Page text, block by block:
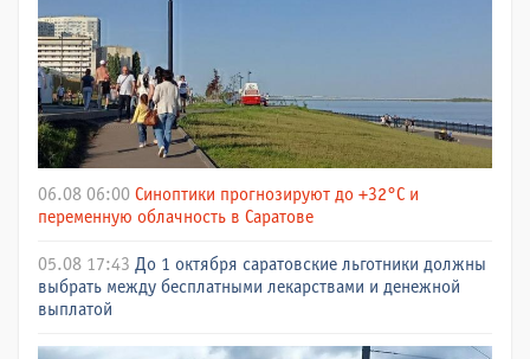
06.08 06:00 Синоптики прогнозируют до +32°C и
переменную облачность в Саратове
05.08 17:43 До 1 октября саратовские льготники должны
выбрать между бесплатными лекарствами и денежной
выплатой